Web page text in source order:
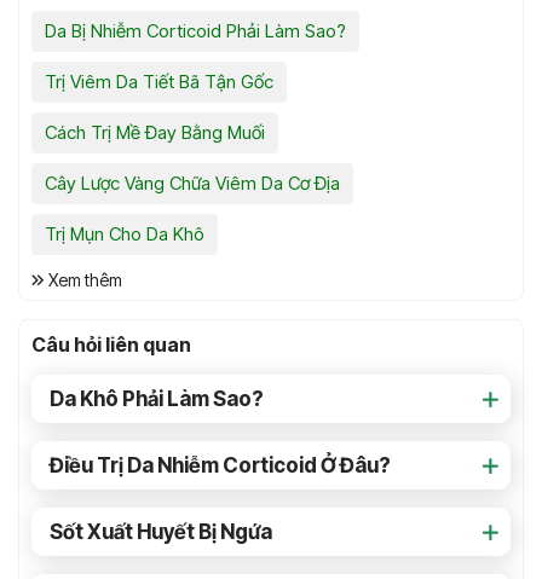
Da Bị Nhiễm Corticoid Phải Làm Sao?
Trị Viêm Da Tiết Bã Tận Gốc
Cách Trị Mề Đay Bằng Muối
Cây Lược Vàng Chữa Viêm Da Cơ Địa
Trị Mụn Cho Da Khô
Xem thêm
Câu hỏi liên quan
Da Khô Phải Làm Sao?
Điều Trị Da Nhiễm Corticoid Ở Đâu?
Sốt Xuất Huyết Bị Ngứa